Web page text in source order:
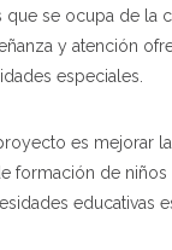
que se ocupa de la
y atención
especiales.
es mejorar
formación de niños
educativas